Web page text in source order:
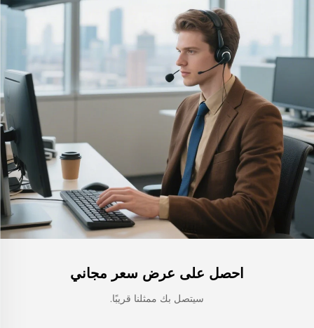
احصل على عرض سعر مجاني
سيتصل بك ممثلنا قريبًا.